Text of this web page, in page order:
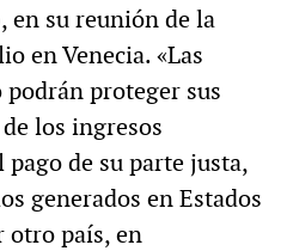
en su reunión de la
en Venecia. «Las
proteger sus
los ingresos
de su parte justa,
generados en Estados
otro país, en